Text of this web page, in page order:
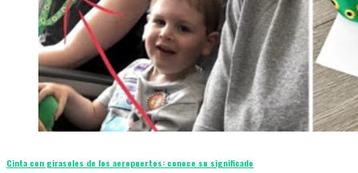
Cinta con girasoles de los aeropuertos: conoce su significado